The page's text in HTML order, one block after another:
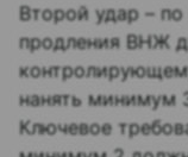
Второй удар –
продления ВНЖ
нанять минимум
Ключевое